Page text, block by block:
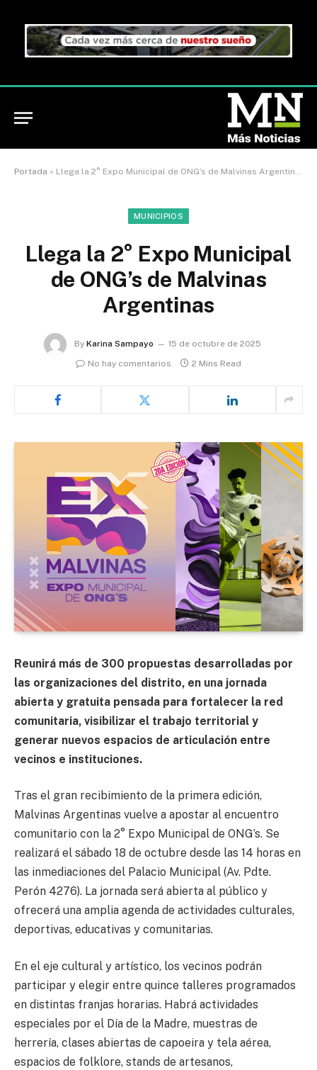
Portada » Llega la 2° Expo Municipal de ONG’s de Malvinas Argentinas
MUNICIPIOS
Llega la 2° Expo Municipal
de ONG’s de Malvinas
Argentinas
By Karina Sampayo
15 de octubre de 2025
No hay comentarios
2 Mins Read
Reunirá más de 300 propuestas desarrolladas por
las organizaciones del distrito, en una jornada
abierta y gratuita pensada para fortalecer la red
comunitaria, visibilizar el trabajo territorial y
generar nuevos espacios de articulación entre
vecinos e instituciones.
Tras el gran recibimiento de la primera edición,
Malvinas Argentinas vuelve a apostar al encuentro
comunitario con la 2° Expo Municipal de ONG’s. Se
realizará el sábado 18 de octubre desde las 14 horas en
las inmediaciones del Palacio Municipal (Av. Pdte.
Perón 4276). La jornada será abierta al público y
ofrecerá una amplia agenda de actividades culturales,
deportivas, educativas y comunitarias.
En el eje cultural y artístico, los vecinos podrán
participar y elegir entre quince talleres programados
en distintas franjas horarias. Habrá actividades
especiales por el Día de la Madre, muestras de
herrería, clases abiertas de capoeira y tela aérea,
espacios de folklore, stands de artesanos,